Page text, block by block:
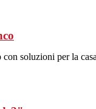
soluzioni per la